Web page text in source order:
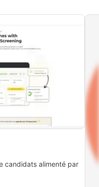
candidats alimenté par